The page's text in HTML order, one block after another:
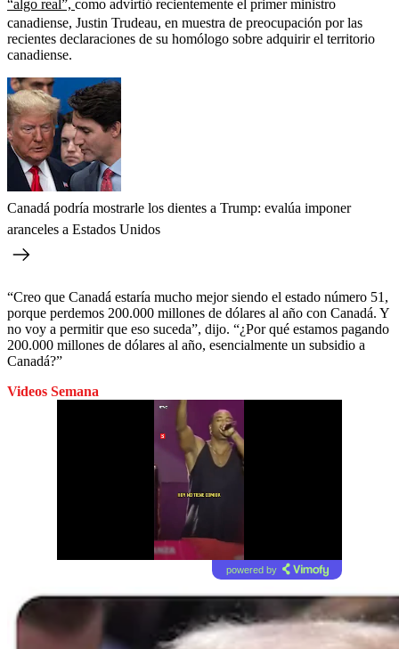
“algo real”, como advirtió recientemente el primer ministro
canadiense, Justin Trudeau, en muestra de preocupación por las
recientes declaraciones de su homólogo sobre adquirir el territorio
canadiense.
Canadá podría mostrarle los dientes a Trump: evalúa imponer
aranceles a Estados Unidos
“Creo que Canadá estaría mucho mejor siendo el estado número 51,
porque perdemos 200.000 millones de dólares al año con Canadá. Y
no voy a permitir que eso suceda”, dijo. “¿Por qué estamos pagando
200.000 millones de dólares al año, esencialmente un subsidio a
Canadá?”
Videos Semana
powered by